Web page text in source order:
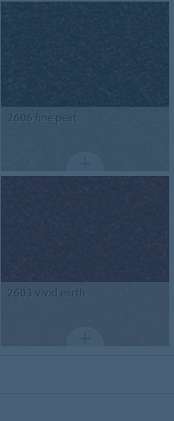
2606 fine peat
2603 vivid earth